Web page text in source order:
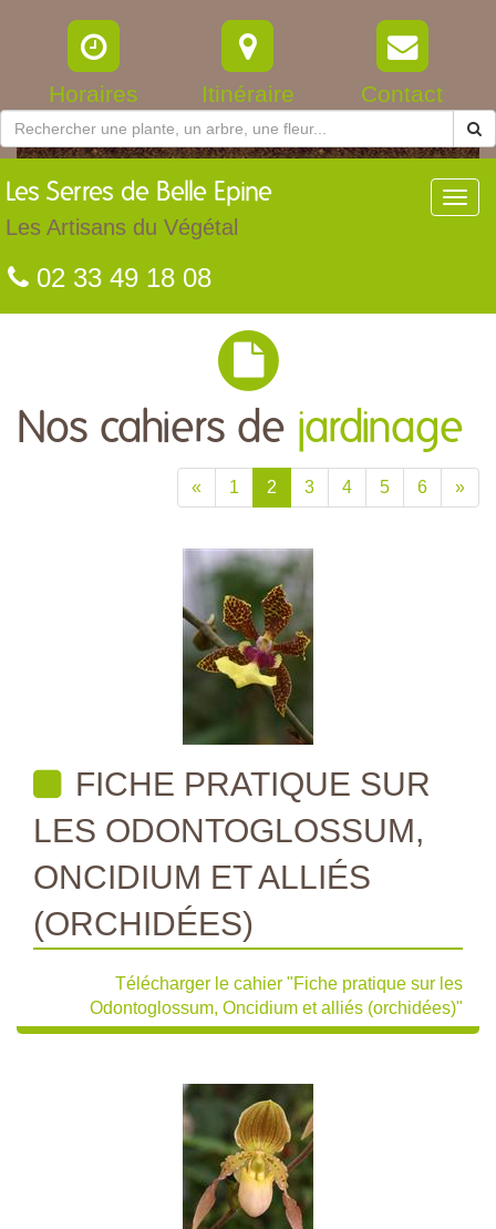
Horaires Itinéraire Contact
Les Serres de Belle Epine
Les Artisans du Végétal
02 33 49 18 08
Nos cahiers de jardinage
« 1 2 3 4 5 6 »
FICHE PRATIQUE SUR
LES ODONTOGLOSSUM,
ONCIDIUM ET ALLIÉS
(ORCHIDÉES)
Télécharger le cahier "Fiche pratique sur les
Odontoglossum, Oncidium et alliés (orchidées)"